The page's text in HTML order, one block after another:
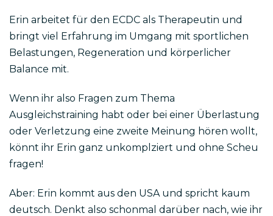
Erin arbeitet für den ECDC als Therapeutin und
bringt viel Erfahrung im Umgang mit sportlichen
Belastungen, Regeneration und körperlicher
Balance mit.
Wenn ihr also Fragen zum Thema
Ausgleichstraining habt oder bei einer Überlastung
oder Verletzung eine zweite Meinung hören wollt,
könnt ihr Erin ganz unkomplziert und ohne Scheu
fragen!
Aber: Erin kommt aus den USA und spricht kaum
deutsch. Denkt also schonmal darüber nach, wie ihr